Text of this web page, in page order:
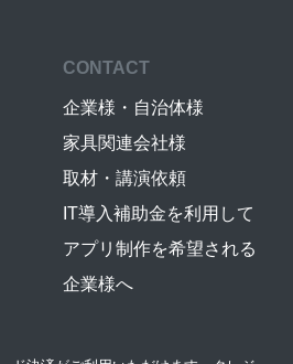
CONTACT
企業様・自治体様
家具関連会社様
取材・講演依頼
IT導入補助金を利用して
アプリ制作を希望される
企業様へ